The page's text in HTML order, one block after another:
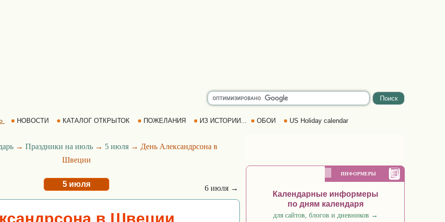
НОВОСТИ КАТАЛОГ ОТКРЫТОК ПОЖЕЛАНИЯ ИЗ ИСТОРИИ... ОБОИ US Holiday calendar
→ Праздники на июль → 5 июля → День Александрсона в
Швеции
5 июля 6 июля →
ИНФОРМЕРЫ
Календарные информеры
по дням календаря
для сайтов, блогов и дневников →